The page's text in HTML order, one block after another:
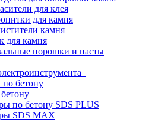
для клея
для камня
камня
для камня
порошки и пасты
бетону
по бетону SDS PLUS
SDS MAX